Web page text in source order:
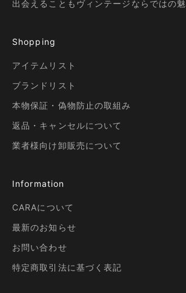
出会えることもヴィンテージならではの魅
Shopping
アイテムリスト
ブランドリスト
本物保証・偽物防止の取組み
返品・キャンセルについて
業者様向け卸販売について
Information
CARAについて
最新のお知らせ
お問い合わせ
特定商取引法に基づく表記